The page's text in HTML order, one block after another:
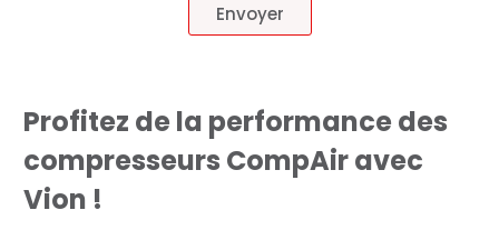
Envoyer
Profitez de la performance des
compresseurs CompAir avec
Vion !